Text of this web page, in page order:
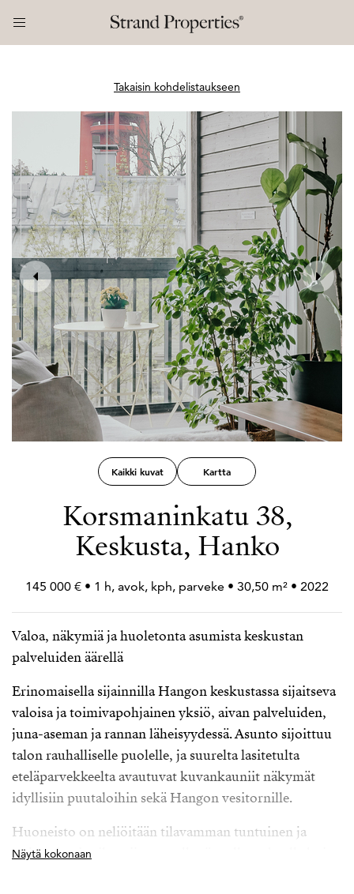
Takaisin kohdelistaukseen
Kaikki kuvat Kartta
Korsmaninkatu 38,
Keskusta, Hanko
145 000 € • 1 h, avok, kph, parveke • 30,50 m² • 2022
Valoa, näkymiä ja huoletonta asumista keskustan
palveluiden äärellä
Erinomaisella sijainnilla Hangon keskustassa sijaitseva
valoisa ja toimivapohjainen yksiö, aivan palveluiden,
juna-aseman ja rannan läheisyydessä. Asunto sijoittuu
talon rauhalliselle puolelle, ja suurelta lasitetulta
eteläparvekkeelta avautuvat kuvankauniit näkymät
idyllisiin puutaloihin sekä Hangon vesitornille.
Huoneisto on neliöitään tilavamman tuntuinen ja
tarjoaa hyvin tilaa niin suurelle sängylle, sohvalle kuin
Näytä kokonaan